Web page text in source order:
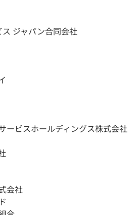
ジャパン合同会社
ービスホールディングス株式会社
会社